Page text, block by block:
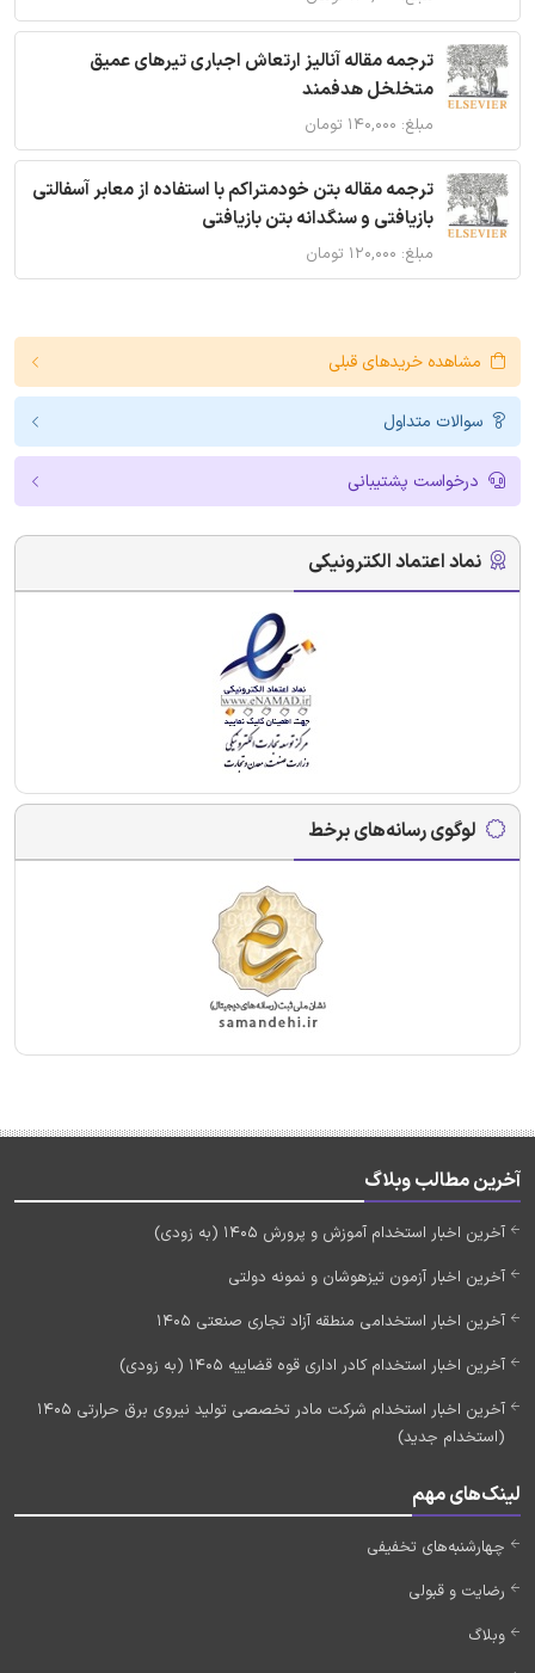
ترجمه مقاله آنالیز ارتعاش اجباری تیرهای عمیق
متخلخل هدفمند
مبلغ: ۱۴۰,۰۰۰ تومان
ترجمه مقاله بتن خودمتراکم با استفاده از معابر آسفالتی
بازیافتی و سنگدانه بتن بازیافتی
مبلغ: ۱۲۰,۰۰۰ تومان
مشاهده خریدهای قبلی
سوالات متداول
درخواست پشتیبانی
نماد اعتماد الکترونیکی
لوگوی رسانه‌های برخط
آخرین مطالب وبلاگ
آخرین اخبار استخدام آموزش و پرورش 1405 (به زودی)
آخرین اخبار آزمون تیزهوشان و نمونه دولتی
آخرین اخبار استخدامی منطقه آزاد تجاری صنعتی 1405
آخرین اخبار استخدام کادر اداری قوه قضاییه 1405 (به زودی)
آخرین اخبار استخدام شرکت مادر تخصصی تولید نیروی برق حرارتی 1405
(استخدام جدید)
لینک‌های مهم
چهارشنبه‌های تخفیفی
رضایت و قبولی
وبلاگ